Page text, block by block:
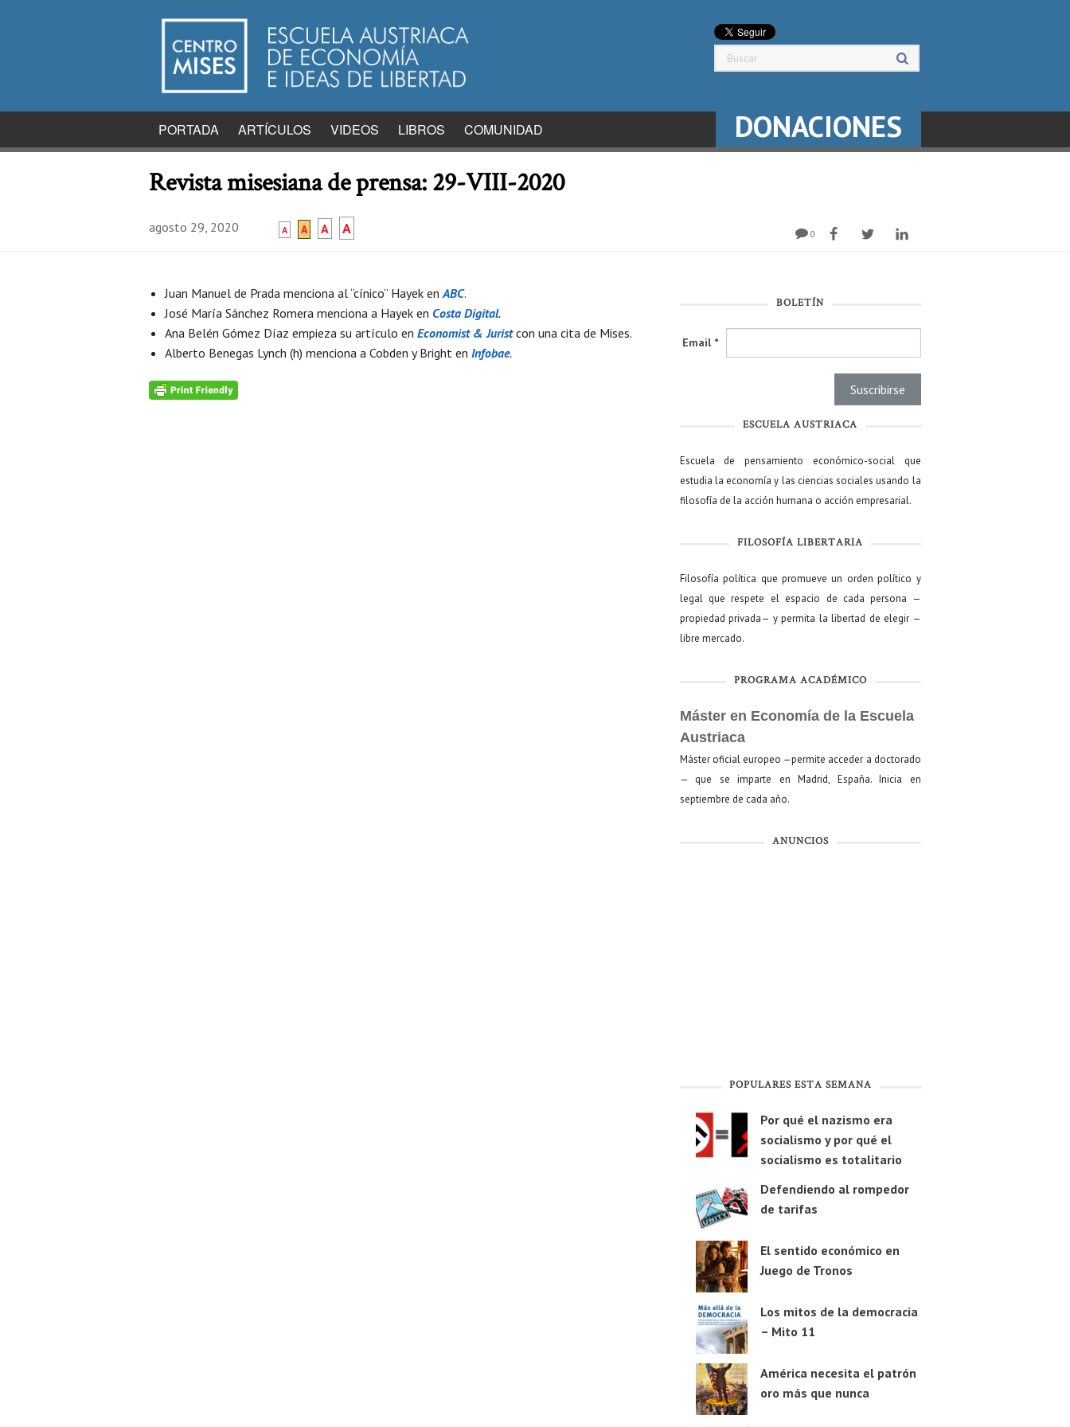
PORTADA ARTÍCULOS VIDEOS LIBROS COMUNIDAD DONACIONES
Revista misesiana de prensa: 29-VIII-2020
agosto 29, 2020 A A A A 0
Juan Manuel de Prada menciona al “cínico” Hayek en ABC.
José María Sánchez Romera menciona a Hayek en Costa Digital.
Ana Belén Gómez Díaz empieza su artículo en Economist & Juristcon una cita de Mises.
Alberto Benegas Lynch (h) menciona a Cobden y Bright en Infobae.
BOLETÍN
Email *
ESCUELA AUSTRIACA
Escuela de pensamiento económico-social que
estudia la economía y las ciencias sociales usando la
filosofía de la acción humana o acción empresarial.
FILOSOFÍA LIBERTARIA
Filosofía política que promueve un orden político y
legal que respete el espacio de cada persona —
propiedad privada— y permita la libertad de elegir —
libre mercado.
PROGRAMA ACADÉMICO
Máster en Economía de la Escuela
Austriaca
Máster oficial europeo —permite acceder a doctorado
— que se imparte en Madrid, España. Inicia en
septiembre de cada año.
ANUNCIOS
POPULARES ESTA SEMANA
Por qué el nazismo era
socialismo y por qué el
socialismo es totalitario
Defendiendo al rompedor
de tarifas
El sentido económico en
Juego de Tronos
Los mitos de la democracia
– Mito 11
América necesita el patrón
oro más que nunca